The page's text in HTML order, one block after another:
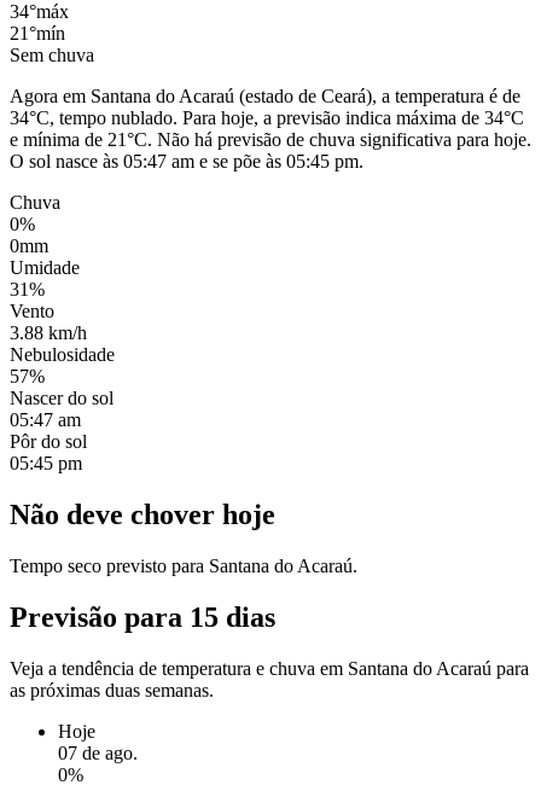
34°máx
21°mín
Sem chuva
Agora em Santana do Acaraú (estado de Ceará), a temperatura é de
34°C, tempo nublado. Para hoje, a previsão indica máxima de 34°C
e mínima de 21°C. Não há previsão de chuva significativa para hoje.
O sol nasce às 05:47 am e se põe às 05:45 pm.
Chuva
0%
0mm
Umidade
31%
Vento
3.88 km/h
Nebulosidade
57%
Nascer do sol
05:47 am
Pôr do sol
05:45 pm
Não deve chover hoje
Tempo seco previsto para Santana do Acaraú.
Previsão para 15 dias
Veja a tendência de temperatura e chuva em Santana do Acaraú para
as próximas duas semanas.
Hoje
07 de ago.
0%